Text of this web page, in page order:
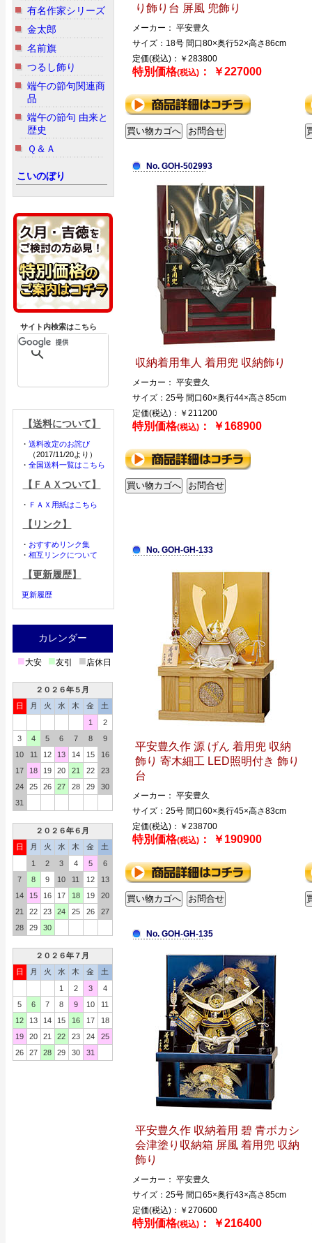
有名作家シリーズ
金太郎
名前旗
つるし飾り
端午の節句関連商
品
端午の節句 由来と
歴史
Ｑ＆Ａ
こいのぼり
サイト内検索はこちら
【送料について】
・ 送料改定のお詫び
（2017/11/20より）
・ 全国送料一覧はこちら
【ＦＡＸついて】
・ ＦＡＸ用紙はこちら
【リンク】
・ おすすめリンク集
・ 相互リンクについて
【更新履歴】
更新履歴
カレンダー
■大安 ■友引 ■店休日
２０２６年５月
日
月 火 水 木 金
土
1
2
3
4 5 6 7 8
9
10
11 12 13 14 15
16
17
18 19 20 21 22
23
24
25 26 27 28 29
30
31
２０２６年６月
日
月 火 水 木 金
土
1
2 3 4 5
6
7
8 9 10 11 12
13
14
15 16 17 18 19
20
21
22 23 24 25 26
27
28
29 30
２０２６年７月
日
月 火 水 木 金
土
1
2 3
4
5
6 7 8 9 10
11
12
13 14 15 16 17
18
19
20 21 22 23 24
25
26
27 28 29 30 31
り飾り台 屏風 兜飾り
メーカー： 平安豊久
サイズ：18号 間口80×奥行52×高さ86cm
定価(税込)：￥283800
特別価格(税込)： ￥227000
No. GOH-502993
収納着用隼人 着用兜 収納飾り
メーカー： 平安豊久
サイズ：25号 間口60×奥行44×高さ85cm
定価(税込)：￥211200
特別価格(税込)： ￥168900
No. GOH-GH-133
平安豊久作 源 げん 着用兜 収納
飾り 寄木細工 LED照明付き 飾り
台
メーカー： 平安豊久
サイズ：25号 間口60×奥行45×高さ83cm
定価(税込)：￥238700
特別価格(税込)： ￥190900
No. GOH-GH-135
平安豊久作 収納着用 碧 青ボカシ
会津塗り収納箱 屏風 着用兜 収納
飾り
メーカー： 平安豊久
サイズ：25号 間口65×奥行43×高さ85cm
定価(税込)：￥270600
特別価格(税込)： ￥216400